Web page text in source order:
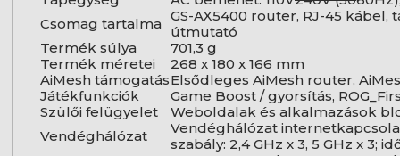
Csomag tartalma GS-AX5400 router, RJ-45
útmutató
Termék súlya
701,3 g
Termék méretei
268 x 180 x 166 mm
AiMesh támogatásElsődleges AiMesh router,
Játékfunkciók
Game Boost / gyorsítás,
Szülői felügyelet
Weboldalak és alkalmazások
Vendéghálózat
Vendéghálózat
szabály: 2,4 GHz x 3, 5 GHz x 3;